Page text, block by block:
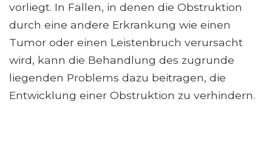
vorliegt. In Fällen, in denen die Obstruktion
durch eine andere Erkrankung wie einen
Tumor oder einen Leistenbruch verursacht
wird, kann die Behandlung des zugrunde
liegenden Problems dazu beitragen, die
Entwicklung einer Obstruktion zu verhindern.